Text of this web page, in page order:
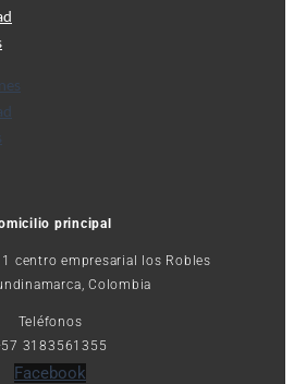
principal
centro empresarial los Robles
Colombia
Teléfonos
3183561355
Facebook